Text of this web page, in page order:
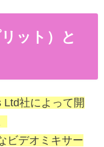
ット）と
Ltd社によって開
ビデオミキサー